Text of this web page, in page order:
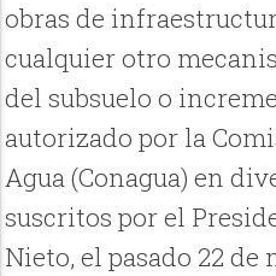
obras de
cualquier otro
del subsuelo o
autorizado por la
Agua (Conagua) en
suscritos por el
Nieto, el pasado 22 de